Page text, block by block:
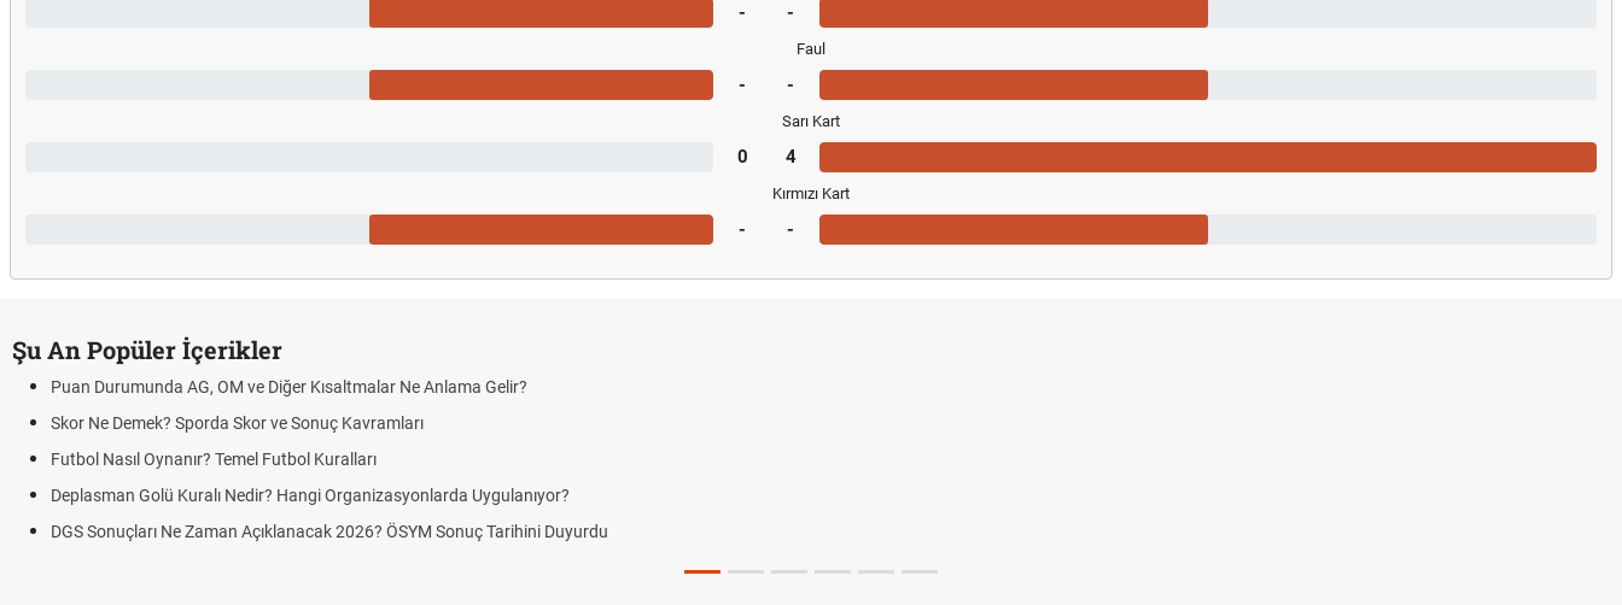
- -
Faul
- -
Sarı Kart
0 4
Kırmızı Kart
- -
Şu An Popüler İçerikler
Puan Durumunda AG, OM ve Diğer Kısaltmalar Ne Anlama Gelir?
Skor Ne Demek? Sporda Skor ve Sonuç Kavramları
Futbol Nasıl Oynanır? Temel Futbol Kuralları
Deplasman Golü Kuralı Nedir? Hangi Organizasyonlarda Uygulanıyor?
DGS Sonuçları Ne Zaman Açıklanacak 2026? ÖSYM Sonuç Tarihini Duyurdu